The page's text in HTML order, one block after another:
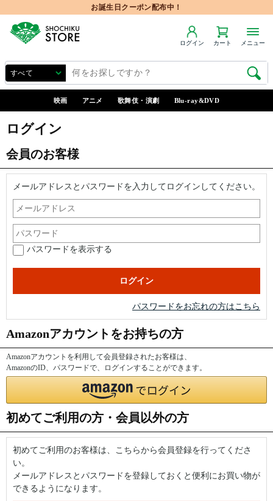
お誕生日クーポン配布中！
ログイン カート メニュー
映画 アニメ 歌舞伎・演劇 Blu-ray&DVD
ログイン
会員のお客様
メールアドレスとパスワードを入力してログインしてください。
パスワードを表示する
パスワードをお忘れの方はこちら
Amazonアカウントをお持ちの方
Amazonアカウントを利用して会員登録されたお客様は、
AmazonのID、パスワードで、ログインすることができます。
初めてご利用の方・会員以外の方
初めてご利用のお客様は、こちらから会員登録を行ってくださ
い。
メールアドレスとパスワードを登録しておくと便利にお買い物が
できるようになります。